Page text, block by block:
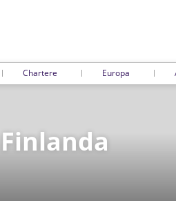
Chartere Europa